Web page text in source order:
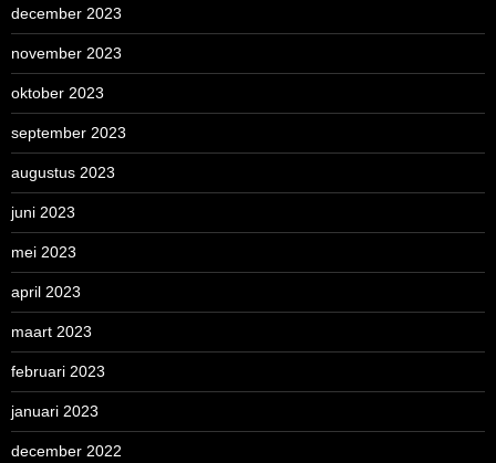
december 2023
november 2023
oktober 2023
september 2023
augustus 2023
juni 2023
mei 2023
april 2023
maart 2023
februari 2023
januari 2023
december 2022